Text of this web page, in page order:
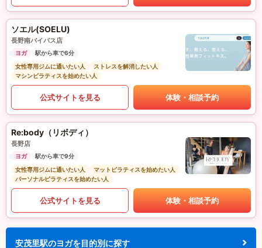
ソエル(SOELU)
長野南バイパス店
ヨガ
駅から車で6分
女性専用ジムに通いたい人
ストレスを解消したい人
マシンピラティスを始めたい人
公式サイトを見る 体験・相談予約
Re:body（リボディ）
長野店
ヨガ
駅から車で9分
女性専用ジムに通いたい人
マットピラティスを始めたい人
パーソナルピラティスを始めたい人
公式サイトを見る 体験・相談予約
安茂里駅のヨガを目的別に探す